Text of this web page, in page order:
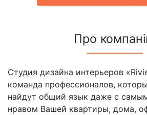
Про
Студия дизайна интерьеров
команда профессионалов,
найдут общий язык даже с
нравом Вашей квартиры, дома,